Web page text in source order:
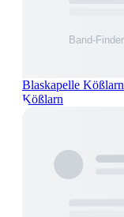
Blaskapelle Kößlarn
Kößlarn